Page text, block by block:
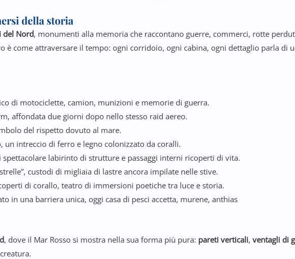
della storia
del Nord, monumenti alla memoria che raccontano guerre, commerci, rotte
è come attraversare il tempo: ogni corridoio, ogni cabina, ogni dettaglio parla di
di motociclette, camion, munizioni e memorie di guerra.
affondata due giorni dopo nello stesso raid aereo.
del rispetto dovuto al mare.
un intreccio di ferro e legno colonizzato da coralli.
labirinto di strutture e passaggi interni ricoperti di vita.
custodi di migliaia di lastre ancora impilate nelle stive.
di corallo, teatro di immersioni poetiche tra luce e storia.
in una barriera unica, oggi casa di pesci accetta, murene, anthias
, dove il Mar Rosso si mostra nella sua forma più pura: pareti verticali, ventagli di